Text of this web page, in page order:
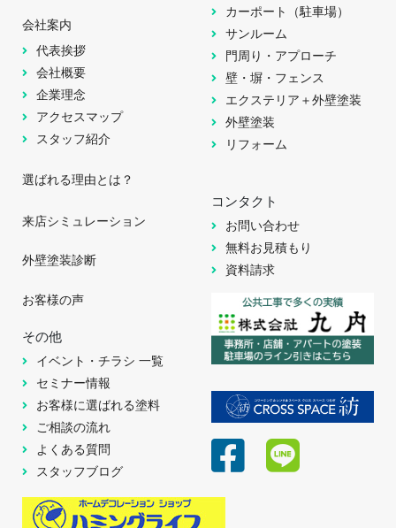
会社案内
代表挨拶
会社概要
企業理念
アクセスマップ
スタッフ紹介
選ばれる理由とは？
カーポート（駐車場）
サンルーム
門周り・アプローチ
壁・塀・フェンス
エクステリア＋外壁塗装
外壁塗装
リフォーム
来店シミュレーション
外壁塗装診断
お客様の声
その他
イベント・チラシ 一覧
セミナー情報
お客様に選ばれる塗料
ご相談の流れ
よくある質問
スタッフブログ
コンタクト
お問い合わせ
無料お見積もり
資料請求